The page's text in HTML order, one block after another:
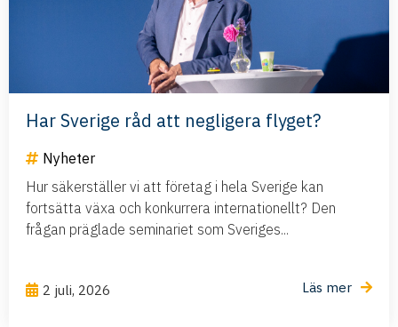
Har Sverige råd att negligera flyget?
Nyheter
Hur säkerställer vi att företag i hela Sverige kan
fortsätta växa och konkurrera internationellt? Den
frågan präglade seminariet som Sveriges...
2 juli, 2026 Läs mer